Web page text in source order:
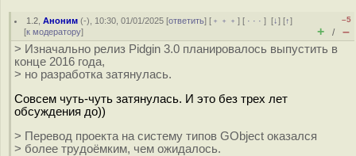
1.2 ,Аноним (-), 10:30, 01/01/2025 [ответить] [ ﹢﹢﹢] [ · · ·][↓] [↑]
[к модератору]
–5
+ / –
> Изначально релиз Pidgin 3.0 планировалось выпустить в
конце 2016 года,
> но разработка затянулась.
Совсем чуть-чуть затянулась. И это без трех лет
обсуждения до))
> Перевод проекта на систему типов GObject оказался
> более трудоёмким, чем ожидалось.